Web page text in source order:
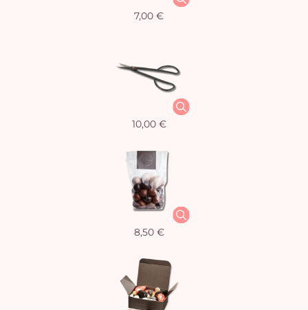
7,00 €
10,00 €
8,50 €